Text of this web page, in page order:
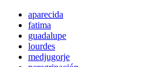
aparecida
fatima
guadalupe
lourdes
medjugorje